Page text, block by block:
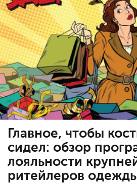
Главное, чтобы
сидел: обзор
лояльности
ритейлеров